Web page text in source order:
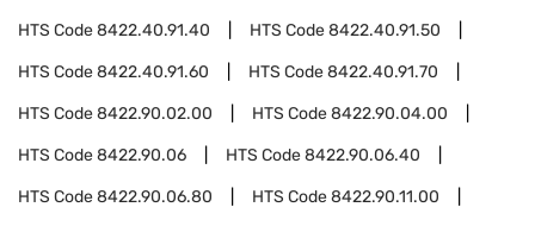
HTS Code8422.40.91.40 HTS Code8422.40.91.50
HTS Code8422.40.91.60 HTS Code8422.40.91.70
HTS Code8422.90.02.00 HTS Code8422.90.04.00
HTS Code8422.90.06 HTS Code8422.90.06.40
HTS Code8422.90.06.80 HTS Code8422.90.11.00